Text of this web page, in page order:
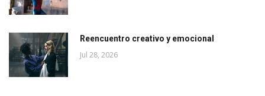
Reencuentro creativo y emocional
Jul 28, 2026